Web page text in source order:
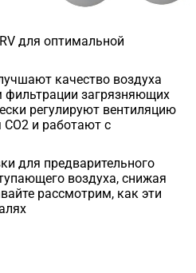
для оптимальной
качество воздуха
фильтрации загрязняющих
регулируют вентиляцию
CO2 и работают с
для предварительного
воздуха, снижая
рассмотрим, как эти